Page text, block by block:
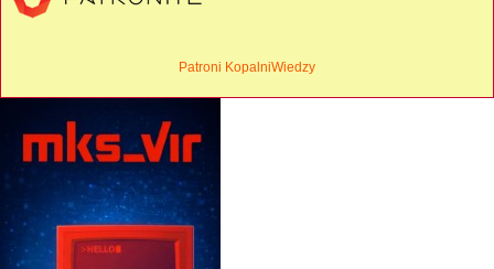
Patroni KopalniWiedzy